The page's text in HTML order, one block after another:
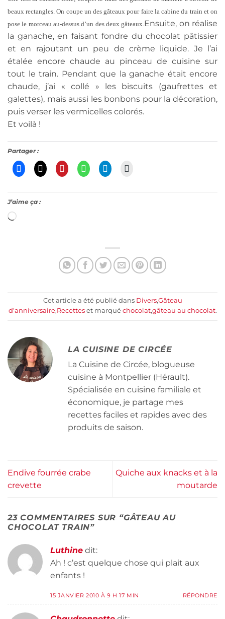
beaux rectangles. On coupe un des gâteaux pour faire la cabine du train et on
pose le morceau au-dessus d’un des deux gâteaux. Ensuite, on réalise
la ganache, en faisant fondre du chocolat pâtissier
et en rajoutant un peu de crème liquide. Je l’ai
étalée encore chaude au pinceau de cuisine sur
tout le train. Pendant que la ganache était encore
chaude, j’ai « collé » les biscuits (gaufrettes et
galettes), mais aussi les bonbons pour la décoration,
puis verser les vermicelles colorés.
Et voilà !
Partager :
J’aime ça :
Chargement…
Cet article a été publié dans Divers,Gâteau
d'anniversaire,Recetteset marqué chocolat,gâteau au chocolat.
LA CUISINE DE CIRCÉE
La Cuisine de Circée, blogueuse
cuisine à Montpellier (Hérault).
Spécialisée en cuisine familiale et
économique, je partage mes
recettes faciles et rapides avec des
produits de saison.
Endive fourrée crabe
crevette
Quiche aux knacks et à la
moutarde
23 COMMENTAIRES SUR “GÂTEAU AU
CHOCOLAT TRAIN”
Luthine dit:
Ah ! c’est quelque chose qui plait aux
enfants !
15 JANVIER 2010 À 9 H 17 MIN RÉPONDRE